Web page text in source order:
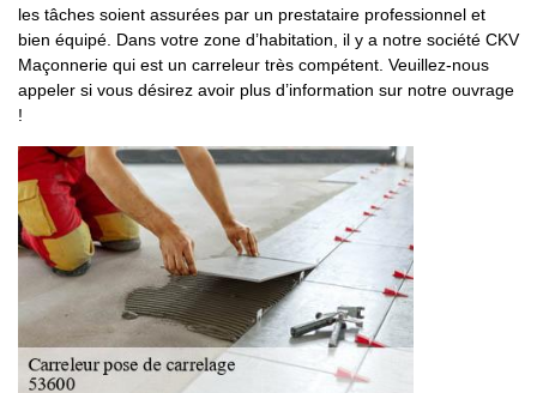
les tâches soient assurées par un prestataire professionnel et
bien équipé. Dans votre zone d’habitation, il y a notre société CKV
Maçonnerie qui est un carreleur très compétent. Veuillez-nous
appeler si vous désirez avoir plus d’information sur notre ouvrage
!